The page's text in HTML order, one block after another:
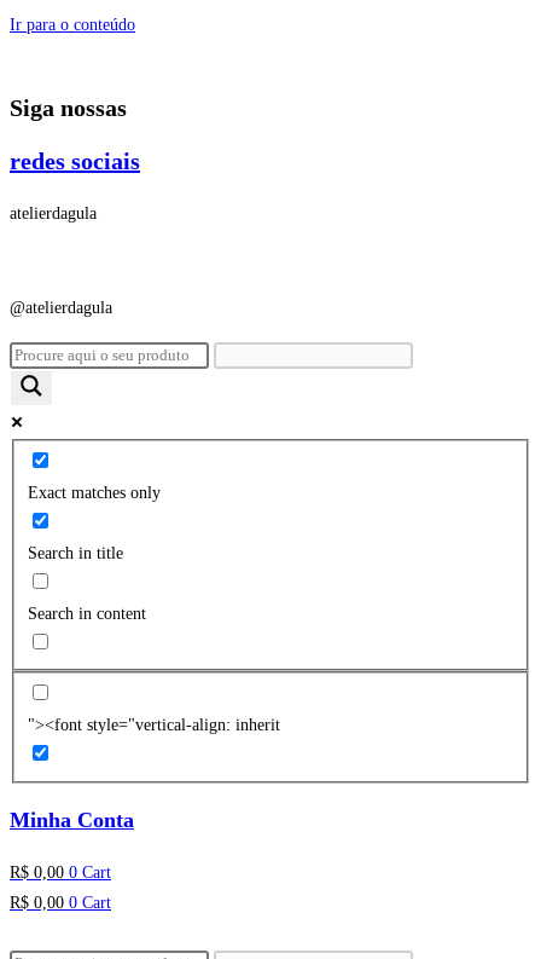
Ir para o conteúdo
Siga nossas
redes sociais
atelierdagula
@atelierdagula
Exact matches only
Search in title
Search in content
"><font style="vertical-align: inherit
Minha Conta
R$ 0,00 0 Cart
R$ 0,00 0 Cart